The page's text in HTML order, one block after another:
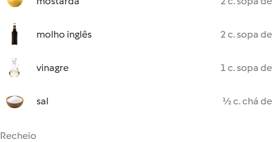
molho inglês 2 c. sopa de
vinagre 1 c. sopa de
sal ½ c. chá de
Recheio